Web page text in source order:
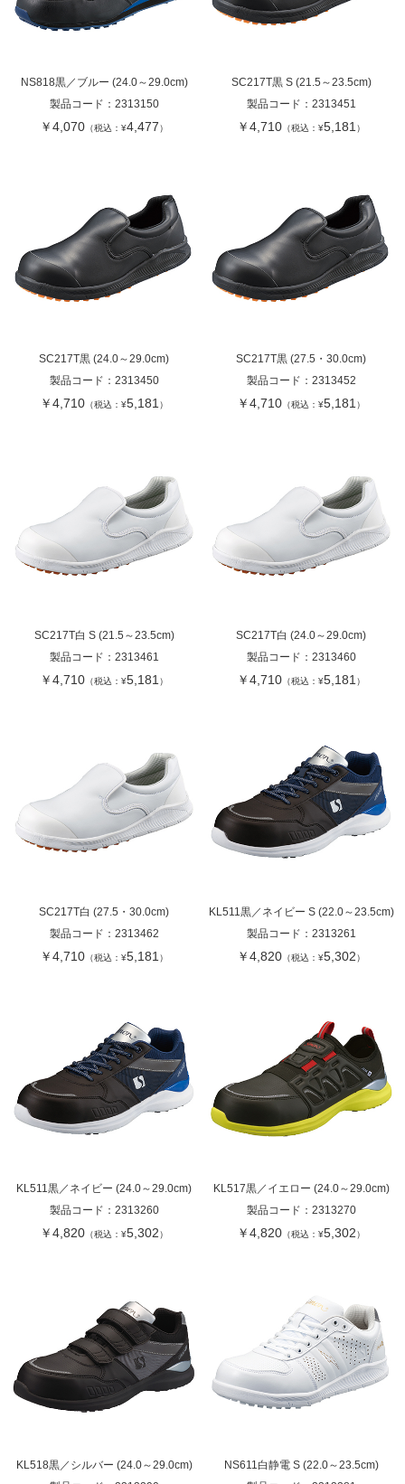
NS818黒／ブルー (24.0～29.0cm)
製品コード： 2313150
￥4,070 （税込：¥4,477）
SC217T黒 S (21.5～23.5cm)
製品コード： 2313451
￥4,710 （税込：¥5,181）
SC217T黒 (24.0～29.0cm)
製品コード： 2313450
￥4,710 （税込：¥5,181）
SC217T黒 (27.5・30.0cm)
製品コード： 2313452
￥4,710 （税込：¥5,181）
SC217T白 S (21.5～23.5cm)
製品コード： 2313461
￥4,710 （税込：¥5,181）
SC217T白 (24.0～29.0cm)
製品コード： 2313460
￥4,710 （税込：¥5,181）
SC217T白 (27.5・30.0cm)
製品コード： 2313462
￥4,710 （税込：¥5,181）
KL511黒／ネイビー S (22.0～23.5cm)
製品コード： 2313261
￥4,820 （税込：¥5,302）
KL511黒／ネイビー (24.0～29.0cm)
製品コード： 2313260
￥4,820 （税込：¥5,302）
KL517黒／イエロー (24.0～29.0cm)
製品コード： 2313270
￥4,820 （税込：¥5,302）
KL518黒／シルバー (24.0～29.0cm)
NS611白静電 S (22.0～23.5cm)